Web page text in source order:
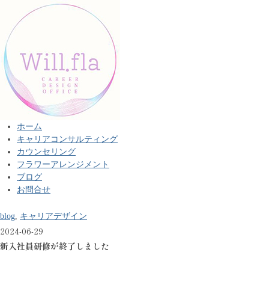
ホーム
キャリアコンサルティング
カウンセリング
フラワーアレンジメント
ブログ
お問合せ
blog, キャリアデザイン
2024-06-29
新入社員研修が終了しました